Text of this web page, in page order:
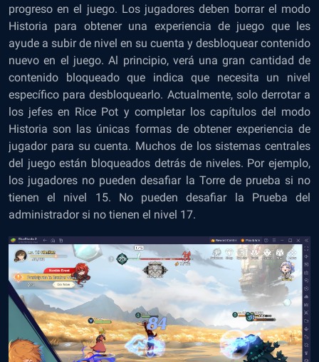
progreso en el juego. Los jugadores deben borrar el modo
Historia para obtener una experiencia de juego que les
ayude a subir de nivel en su cuenta y desbloquear contenido
nuevo en el juego. Al principio, verá una gran cantidad de
contenido bloqueado que indica que necesita un nivel
específico para desbloquearlo. Actualmente, solo derrotar a
los jefes en Rice Pot y completar los capítulos del modo
Historia son las únicas formas de obtener experiencia de
jugador para su cuenta. Muchos de los sistemas centrales
del juego están bloqueados detrás de niveles. Por ejemplo,
los jugadores no pueden desafiar la Torre de prueba si no
tienen el nivel 15. No pueden desafiar la Prueba del
administrador si no tienen el nivel 17.